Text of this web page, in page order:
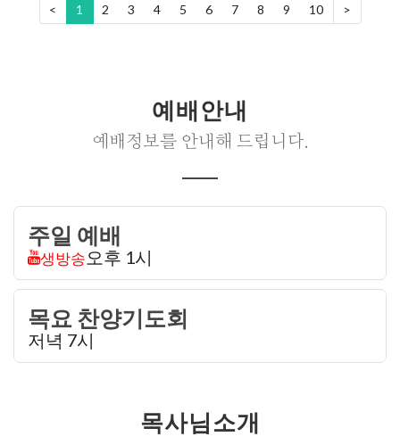
< 1 2 3 4 5 6 7 8 9 10 >
예배안내
예배정보를 안내해 드립니다.
주일 예배
생방송 오후 1시
목요 찬양기도회
저녁 7시
목사님소개